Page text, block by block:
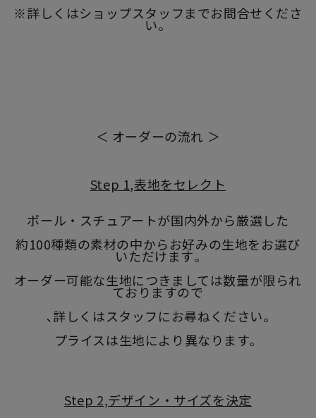
※詳しくはショップスタッフまでお問合せくださ
い。
＜ オーダーの流れ ＞
Step 1,表地をセレクト
ポール・スチュアートが国内外から厳選した
約100種類の素材の中からお好みの生地をお選び
いただけます｡
オーダー可能な生地につきましては数量が限られ
ておりますので
､詳しくはスタッフにお尋ねください｡
プライスは生地により異なります。
Step 2,デザイン・サイズを決定